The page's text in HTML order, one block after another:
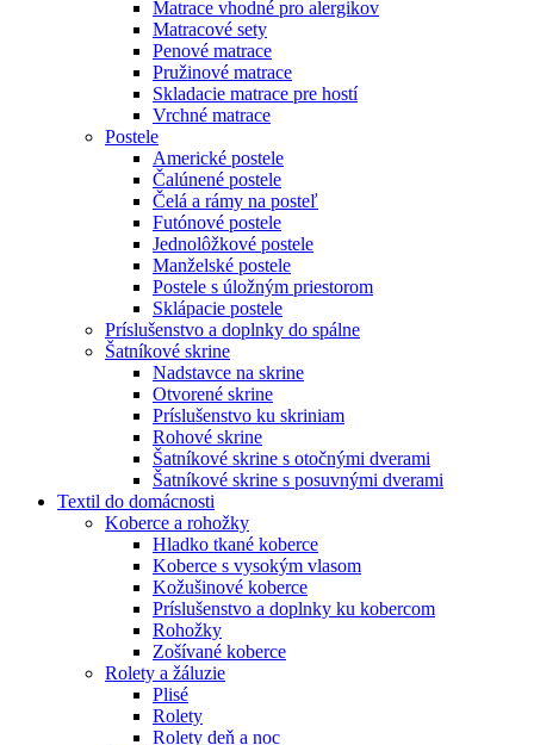
Matrace vhodné pro alergikov
Matracové sety
Penové matrace
Pružinové matrace
Skladacie matrace pre hostí
Vrchné matrace
Postele
Americké postele
Čalúnené postele
Čelá a rámy na posteľ
Futónové postele
Jednolôžkové postele
Manželské postele
Postele s úložným priestorom
Sklápacie postele
Príslušenstvo a doplnky do spálne
Šatníkové skrine
Nadstavce na skrine
Otvorené skrine
Príslušenstvo ku skriniam
Rohové skrine
Šatníkové skrine s otočnými dverami
Šatníkové skrine s posuvnými dverami
Textil do domácnosti
Koberce a rohožky
Hladko tkané koberce
Koberce s vysokým vlasom
Kožušinové koberce
Príslušenstvo a doplnky ku kobercom
Rohožky
Zošívané koberce
Rolety a žáluzie
Plisé
Rolety
Rolety deň a noc